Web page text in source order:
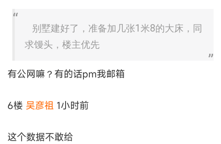
别墅建好了，准备加几张1米8的大床，同
求馒头，楼主优先
有公网嘛？有的话pm我邮箱
6楼 吴彦祖 1小时前
这个数据不敢给